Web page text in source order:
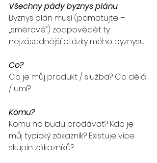
Všechny pády byznys plánu
Byznys plán musí (pamatujte –
„směrově“) zodpovědět ty
nejzásadnější otázky mého byznysu.
Co?
Co je můj produkt / služba? Co dělá
/ umí?
Komu?
Komu ho budu prodávat? Kdo je
můj typický zákazník? Existuje více
skupin zákazníků?